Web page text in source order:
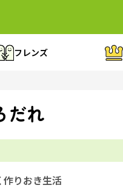
フレンズ
だれ
作りおき生活